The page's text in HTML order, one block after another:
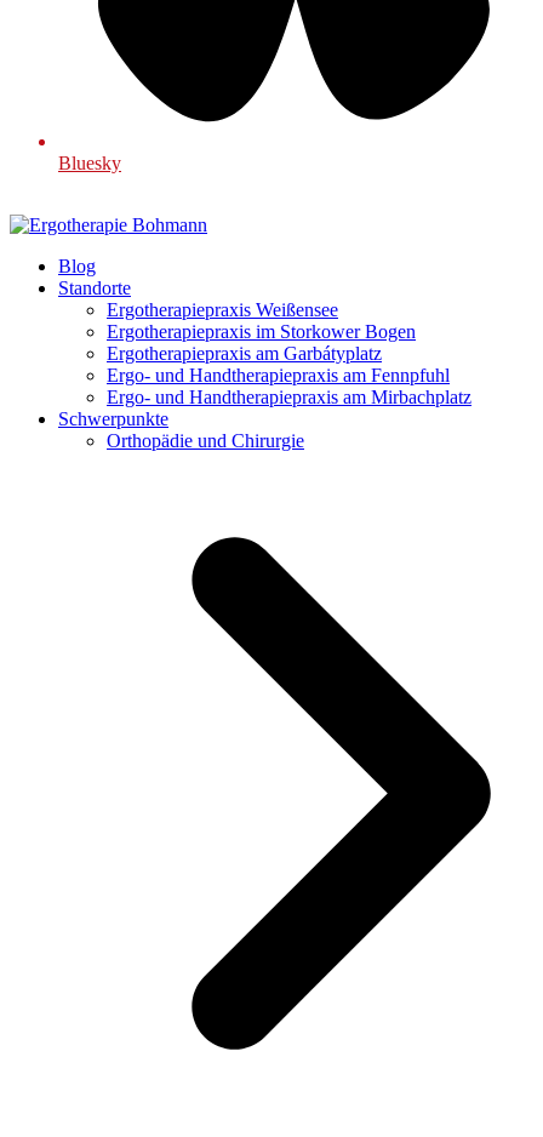
Bluesky
Blog
Standorte
Ergotherapiepraxis Weißensee
Ergotherapiepraxis im Storkower Bogen
Ergotherapiepraxis am Garbátyplatz
Ergo- und Handtherapiepraxis am Fennpfuhl
Ergo- und Handtherapiepraxis am Mirbachplatz
Schwerpunkte
Orthopädie und Chirurgie